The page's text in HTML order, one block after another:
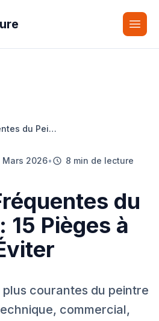
Erreurs Fréquentes du Peintre : 15 Pièges à Éviter
Mars 2026• 8 min de lecture
du
15 Pièges à
plus courantes du peintre
commercial,